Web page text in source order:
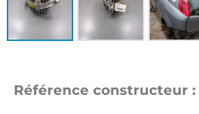
Référence constructeur :